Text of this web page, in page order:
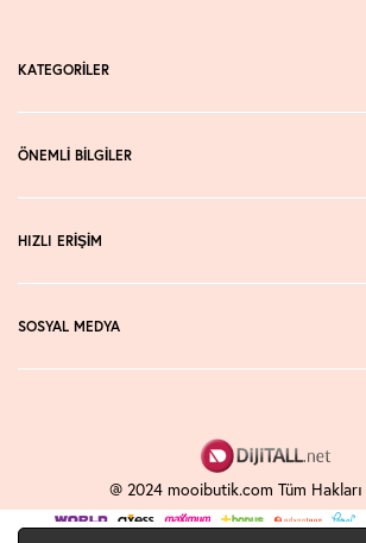
KATEGORİLER
ÖNEMLİ BİLGİLER
HIZLI ERİŞİM
SOSYAL MEDYA
@ 2024 mooibutik.com Tüm Hakları